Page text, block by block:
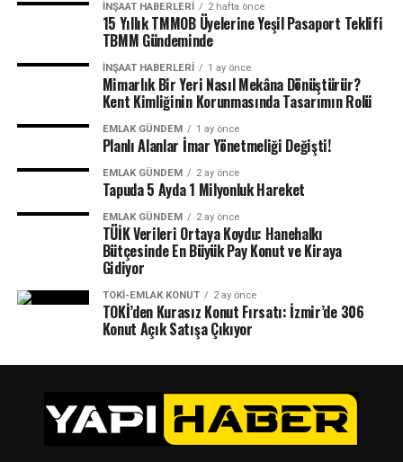
İNŞAAT HABERLERI 2 hafta önce
15 Yıllık TMMOB Üyelerine Yeşil Pasaport Teklifi
TBMM Gündeminde
İNŞAAT HABERLERI 1 ay önce
Mimarlık Bir Yeri Nasıl Mekâna Dönüştürür?
Kent Kimliğinin Korunmasında Tasarımın Rolü
EMLAK GÜNDEM 1 ay önce
Planlı Alanlar İmar Yönetmeliği Değişti!
EMLAK GÜNDEM 2 ay önce
Tapuda 5 Ayda 1 Milyonluk Hareket
EMLAK GÜNDEM 2 ay önce
TÜİK Verileri Ortaya Koydu: Hanehalkı
Bütçesinde En Büyük Pay Konut ve Kiraya
Gidiyor
TOKI-EMLAK KONUT 2 ay önce
TOKİ’den Kurasız Konut Fırsatı: İzmir’de 306
Konut Açık Satışa Çıkıyor